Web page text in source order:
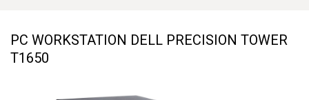
PC WORKSTATION DELL PRECISION TOWER
T1650